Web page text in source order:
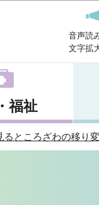
音声読
文字拡
福祉
るところざわの移り